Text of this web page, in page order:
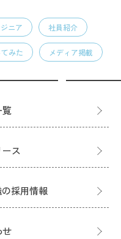
ニア 社員紹介
みた メディア掲載
覧
ス
採用情報
せ